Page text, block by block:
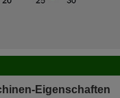
Eigenschaften